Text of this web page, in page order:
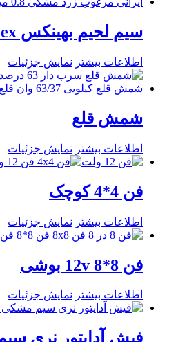
سیم لحیم بهینکس behinex
اطلاعات بیشتر نمایش جزئیات
شمش قلع
اطلاعات بیشتر نمایش جزئیات
فن 4*4 کوچک
اطلاعات بیشتر نمایش جزئیات
فن 8*8 12v بوشی
اطلاعات بیشتر نمایش جزئیات
فیش آداپتور نری سیم